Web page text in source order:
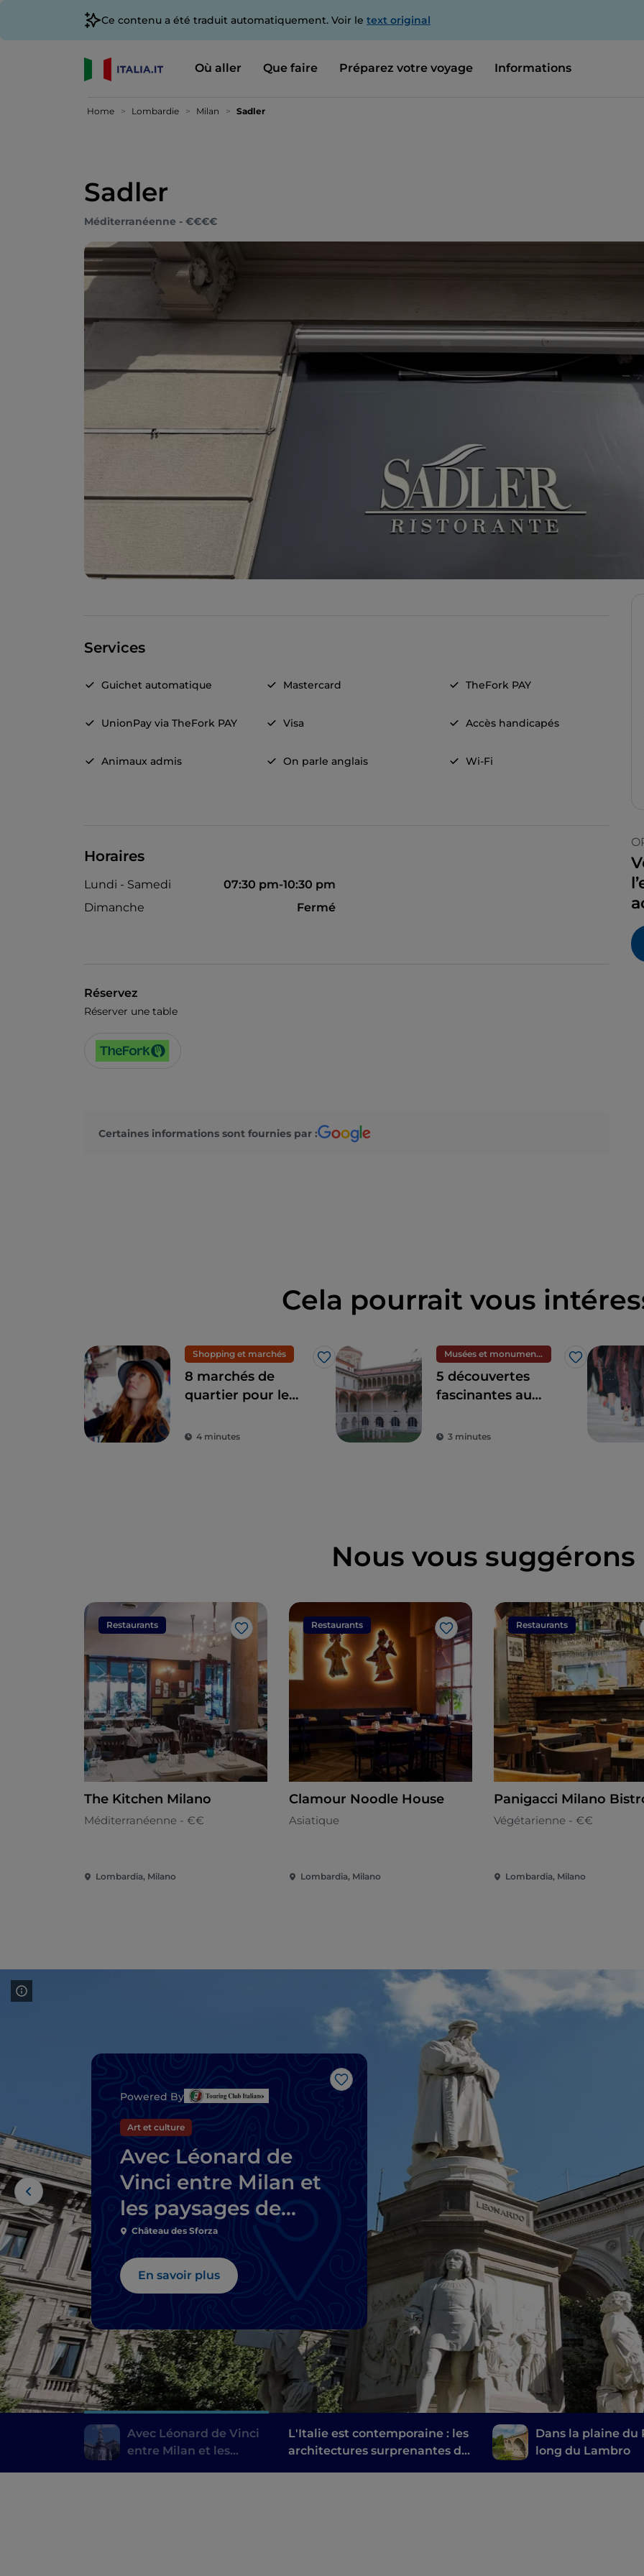
Ce contenu a été traduit automatiquement. Voir le text original
Où aller Que faire Préparez votre voyage Informations
Home Lombardie Milan Sadler
Sadler
Méditerranéenne - €€€€
Services
Guichet automatique Mastercard TheFork PAY
UnionPay via TheFork PAY Visa Accès handicapés
Animaux admis On parle anglais Wi-Fi
Horaires
Lundi - Samedi
07:30 pm-10:30 pm
Dimanche
Fermé
Réservez
Réserver une table
Certaines informations sont fournies par :
Cela pourrait vous
Shopping et marchés
J’aime
8 marchés de
quartier pour le
mode exclusive à
4 minutes
Musées et monuments
J’aime
5 découvertes
fascinantes au
sciences et de la
3 minutes
Nous vous suggérons
Restaurants
J’aime
The Kitchen Milano
Méditerranéenne - €€
Lombardia, Milano
Restaurants
J’aime
Clamour Noodle House
Asiatique
Lombardia, Milano
Restaurants
Panigacci Milano
Végétarienne - €€
Lombardia, Milano
J’aime
Powered By
Art et culture
Avec Léonard de
Vinci entre Milan et
les paysages de
l'Adda
Château des Sforza
En savoir plus
Avec Léonard de Vinci
entre Milan et les
L'Italie est contemporaine : les
architectures surprenantes de
Dans la plaine du
long du Lambro